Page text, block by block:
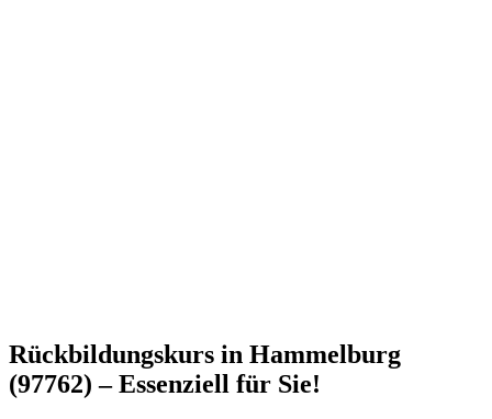
Rückbildungskurs in Hammelburg
(97762) – Essenziell für Sie!